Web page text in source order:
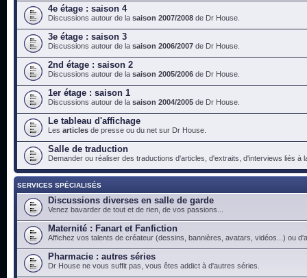
4e étage : saison 4
Discussions autour de la saison 2007/2008 de Dr House.
3e étage : saison 3
Discussions autour de la saison 2006/2007 de Dr House.
2nd étage : saison 2
Discussions autour de la saison 2005/2006 de Dr House.
1er étage : saison 1
Discussions autour de la saison 2004/2005 de Dr House.
Le tableau d'affichage
Les articles de presse ou du net sur Dr House.
Salle de traduction
Demander ou réaliser des traductions d'articles, d'extraits, d'interviews liés à
SERVICES SPÉCIALISÉS
Discussions diverses en salle de garde
Venez bavarder de tout et de rien, de vos passions...
Maternité : Fanart et Fanfiction
Affichez vos talents de créateur (dessins, bannières, avatars, vidéos...) ou
Pharmacie : autres séries
Dr House ne vous suffit pas, vous êtes addict à d'autres séries.